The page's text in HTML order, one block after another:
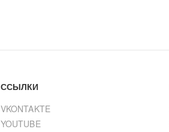
ССЫЛКИ
VKONTAKTE
YOUTUBE